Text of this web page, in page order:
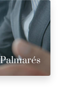
Palmarés